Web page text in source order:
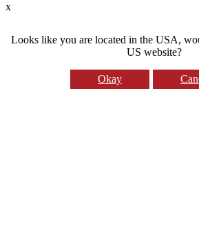
x
Looks like you are located in the USA,
US website?
Okay